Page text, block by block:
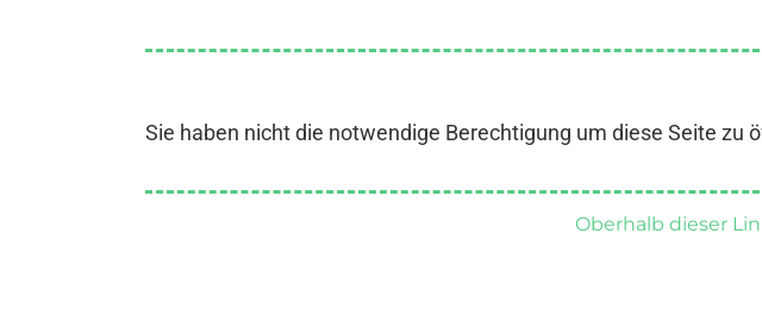
Sie haben nicht die notwendige Berechtigung um diese Seite zu
Oberhalb dieser